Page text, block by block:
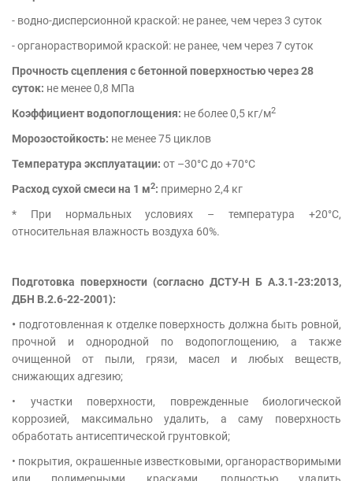
- водно-дисперсионной краской: не ранее, чем через 3 суток
- органорастворимой краской: не ранее, чем через 7 суток
Прочность сцепления с бетонной поверхностью через 28
суток: не менее 0,8 МПа
Коэффициент водопоглощения: не более 0,5 кг/м2
Морозостойкость: не менее 75 циклов
Температура эксплуатации: от –30°С до +70°С
Расход сухой смеси на 1 м2: примерно 2,4 кг
* При нормальных условиях – температура +20°С,
относительная влажность воздуха 60%.
Подготовка поверхности (согласно ДСТУ-Н Б А.3.1-23:2013,
ДБН В.2.6-22-2001):
• подготовленная к отделке поверхность должна быть ровной,
прочной и однородной по водопоглощению, а также
очищенной от пыли, грязи, масел и любых веществ,
снижающих адгезию;
• участки поверхности, поврежденные биологической
коррозией, максимально удалить, а саму поверхность
обработать антисептической грунтовкой;
• покрытия, окрашенные известковыми, органорастворимыми